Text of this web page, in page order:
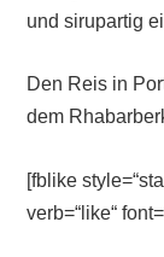
und sirupartig
Den Reis in
dem
[fblike
verb=“like“